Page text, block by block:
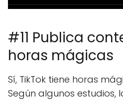
#11 Publica
horas mágicas
Sí, TikTok tiene horas
Según algunos estudios,